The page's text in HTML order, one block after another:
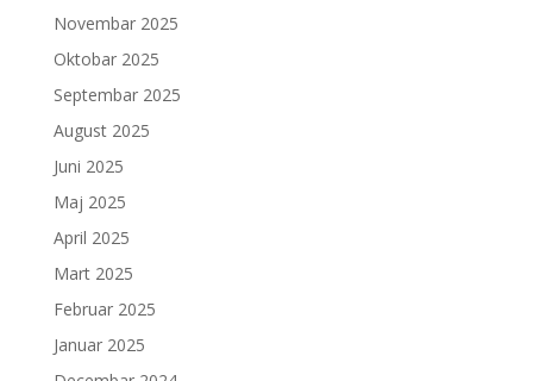
Novembar 2025
Oktobar 2025
Septembar 2025
August 2025
Juni 2025
Maj 2025
April 2025
Mart 2025
Februar 2025
Januar 2025